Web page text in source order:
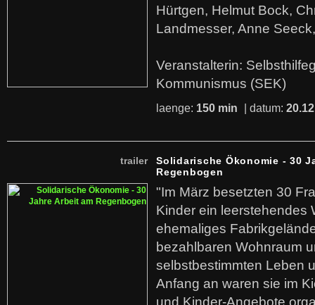
Hürtgen, Helmut Bock,
Landmesser, Anne
Veranstalterin:
Kommunismus (SEK)
laenge: 150 min | datum:
trailer
Solidarische Ökonomie - 30
Regenbogen
"Im März besetzten 30
Kinder ein leerstehendes
ehemaliges
bezahlbaren Wohnraum
selbstbestimmten Leben
Anfang an waren sie im
und Kinder-Angebote